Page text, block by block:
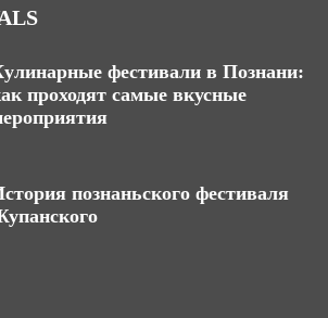
фестивали в Познани:
проходят самые вкусные
познаньского фестиваля